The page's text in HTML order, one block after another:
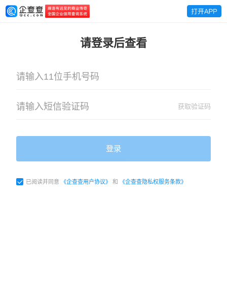
请登录后查看
获取验证码
登录
已阅读并同意 《企查查用户协议》 和 《企查查隐私权服务条款》